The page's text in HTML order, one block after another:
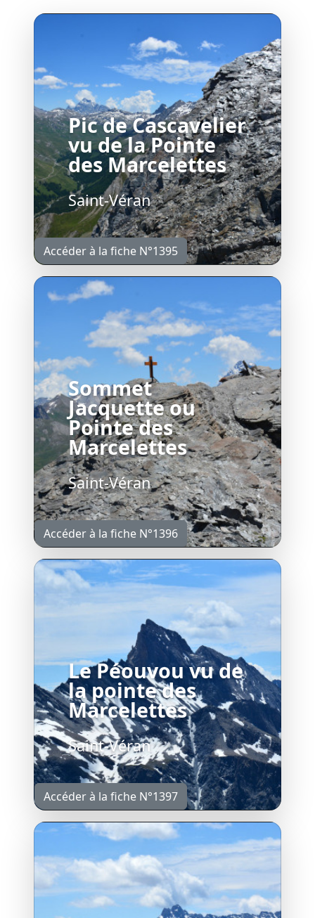
Pic de Cascavelier
vu de la Pointe
des Marcelettes
Saint-Véran
Accéder à la fiche N°1395
Sommet
Jacquette ou
Pointe des
Marcelettes
Saint-Véran
Accéder à la fiche N°1396
Le Péouvou vu de
la pointe des
Marcelettes
Saint-Véran
Accéder à la fiche N°1397